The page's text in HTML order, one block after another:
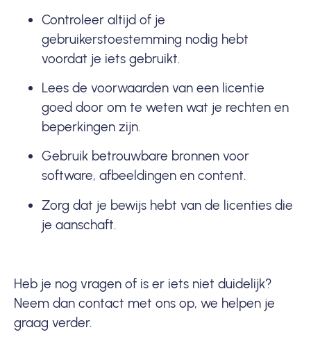
Controleer altijd of je
gebruikerstoestemming nodig hebt
voordat je iets gebruikt.
Lees de voorwaarden van een licentie
goed door om te weten wat je rechten en
beperkingen zijn.
Gebruik betrouwbare bronnen voor
software, afbeeldingen en content.
Zorg dat je bewijs hebt van de licenties die
je aanschaft.
Heb je nog vragen of is er iets niet duidelijk?
Neem dan contact met ons op, we helpen je
graag verder.